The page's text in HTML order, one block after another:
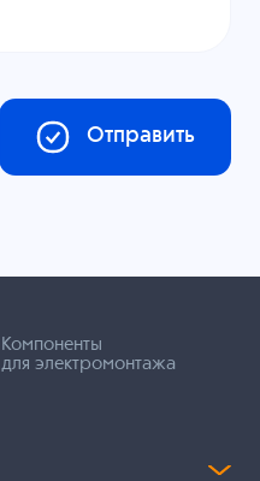
Отправить
Компоненты
для электромонтажа